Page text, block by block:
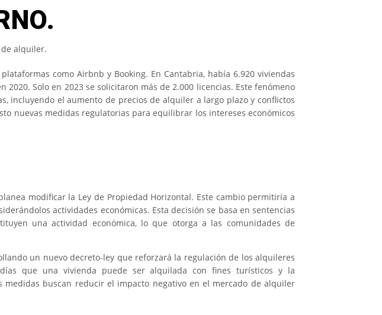
alquiler.
como Airbnb y Booking. En Cantabria, había 6.920 viviendas
Solo en 2023 se solicitaron más de 2.000 licencias. Este fenómeno
incluyendo el aumento de precios de alquiler a largo plazo y conflictos
nuevas medidas regulatorias para equilibrar los intereses económicos
modificar la Ley de Propiedad Horizontal. Este cambio permitiría a
actividades económicas. Esta decisión se basa en sentencias
una actividad económica, lo que otorga a las comunidades de
un nuevo decreto-ley que reforzará la regulación de los alquileres
que una vivienda puede ser alquilada con fines turísticos y la
buscan reducir el impacto negativo en el mercado de alquiler